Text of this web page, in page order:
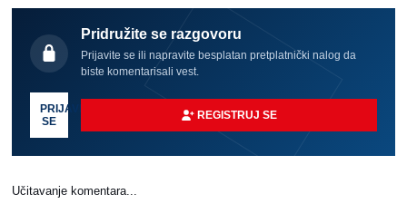
Pridružite se razgovoru
Prijavite se ili napravite besplatan pretplatnički nalog da
biste komentarisali vest.
PRIJAVI
SE
REGISTRUJ SE
Učitavanje komentara...